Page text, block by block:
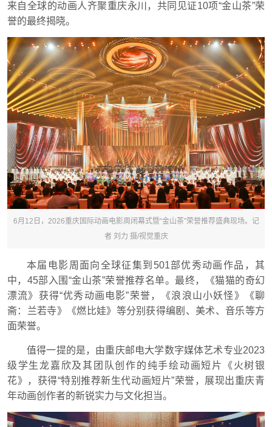
来自全球的动画人齐聚重庆永川，共同见证10项“金山茶”荣
誉的最终揭晓。
6月12日，2026重庆国际动画电影周闭幕式暨“金山茶”荣誉推荐盛典现场。记
者 刘力 摄/视觉重庆
本届电影周面向全球征集到501部优秀动画作品，其
中，45部入围“金山茶”荣誉推荐名单。最终，《猫猫的奇幻
漂流》获得“优秀动画电影”荣誉，《浪浪山小妖怪》《聊
斋：兰若寺》《燃比娃》等分别获得编剧、美术、音乐等方
面荣誉。
值得一提的是，由重庆邮电大学数字媒体艺术专业2023
级学生龙嘉欣及其团队创作的纯手绘动画短片《火树银
花》，获得“特别推荐新生代动画短片”荣誉，展现出重庆青
年动画创作者的新锐实力与文化担当。